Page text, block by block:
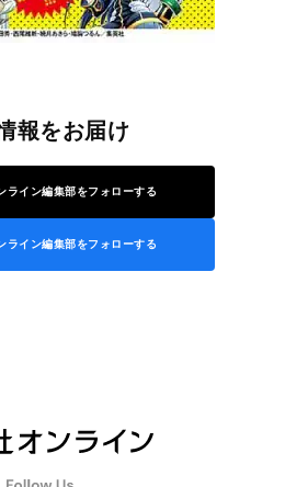
報をお届け
ライン編集部をフォローする
ライン編集部をフォローする